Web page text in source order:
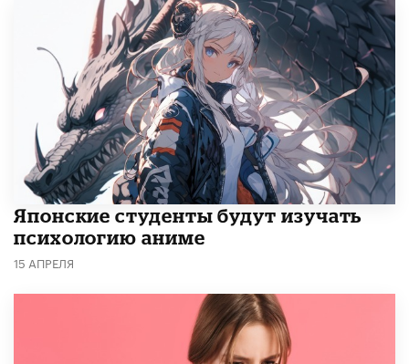
Японские студенты будут изучать
психологию аниме
15 АПРЕЛЯ